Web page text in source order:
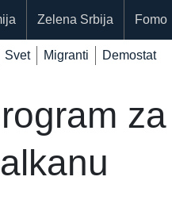
Zelena Srbija Fomo
Svet Migranti Demostat